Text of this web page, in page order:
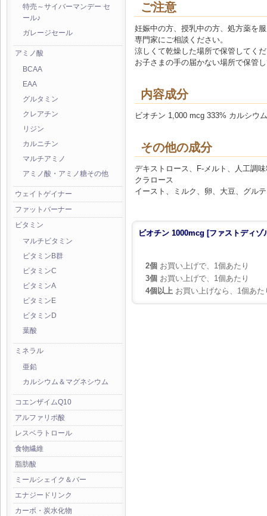
特売～サイバーマンデー セ
ール♪
ガレージセール
アミノ酸
BCAA
EAA
グルタミン
クレアチン
リジン
カルニチン
マルチアミノ
アミノ酸・アミノ糖その他
ウェイトゲイナー
ファットバーナー
ビタミン
マルチビタミン
ビタミンB群
ビタミンC
ビタミンA
ビタミンE
ビタミンD
葉酸
ミネラル
亜鉛
カルシウム＆マグネシウム
コエンザイムQ10
アルファリポ酸
レスベラトロール
食物繊維
脂肪酸
ミールシェイク＆バー
エナジードリンク
カーボ・炭水化物
ご注意
妊娠中の方、授乳中の方、処方薬を
専門家にご相談ください。
涼しくて乾燥した場所で保管してく
お子さまの手の届かない場所で保管
内容成分
ビオチン 1,000 mcg 333% カルシウ
その他の成分
デキストロース、F-メルト、人工調
クラロース
イースト、ミルク、卵、大豆、グル
ビオチン 1000mcg [ファストディゾ
2個 お買い上げで、1個あたり
3個 お買い上げで、1個あたり
4個以上 お買い上げなら、1個あた